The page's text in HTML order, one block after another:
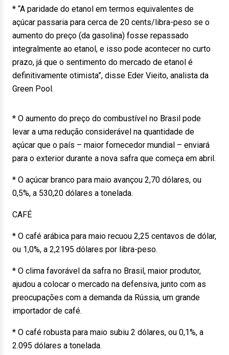
* “A paridade do etanol em termos equivalentes de
açúcar passaria para cerca de 20 cents/libra-peso se o
aumento do preço (da gasolina) fosse repassado
integralmente ao etanol, e isso pode acontecer no curto
prazo, já que o sentimento do mercado de etanol é
definitivamente otimista”, disse Eder Vieito, analista da
Green Pool.
* O aumento do preço do combustível no Brasil pode
levar a uma redução considerável na quantidade de
açúcar que o país – maior fornecedor mundial – enviará
para o exterior durante a nova safra que começa em abril.
* O açúcar branco para maio avançou 2,70 dólares, ou
0,5%, a 530,20 dólares a tonelada.
CAFÉ
* O café arábica para maio recuou 2,25 centavos de dólar,
ou 1,0%, a 2,2195 dólares por libra-peso.
* O clima favorável da safra no Brasil, maior produtor,
ajudou a colocar o mercado na defensiva, junto com as
preocupações com a demanda da Rússia, um grande
importador de café.
* O café robusta para maio subiu 2 dólares, ou 0,1%, a
2.095 dólares a tonelada.